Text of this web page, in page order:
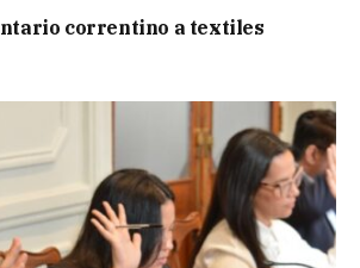
correntino a textiles